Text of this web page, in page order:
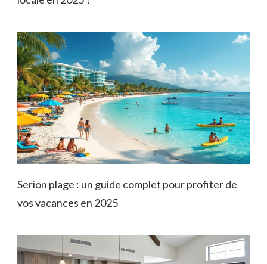
Serion plage : un guide complet pour profiter de
vos vacances en 2025